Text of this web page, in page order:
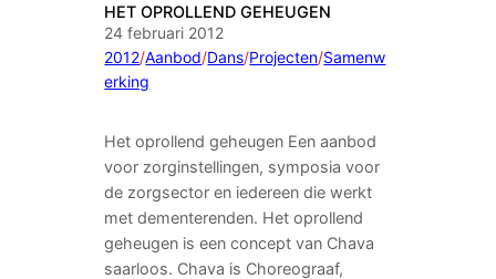
HET OPROLLEND GEHEUGEN
24 februari 2012
2012/Aanbod/Dans/Projecten/Samenw
erking
Het oprollend geheugen Een aanbod
voor zorginstellingen, symposia voor
de zorgsector en iedereen die werkt
met dementerenden. Het oprollend
geheugen is een concept van Chava
saarloos. Chava is Choreograaf,